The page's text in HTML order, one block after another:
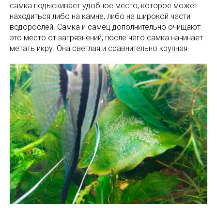
самка подыскивает удобное место, которое может
находиться либо на камне, либо на широкой части
водорослей. Самка и самец дополнительно очищают
это место от загрязнений, после чего самка начинает
метать икру. Она светлая и сравнительно крупная.